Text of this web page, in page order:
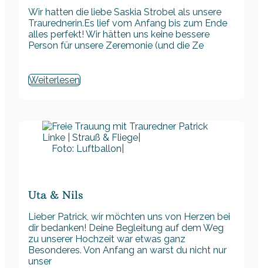
Wir hatten die liebe Saskia Strobel als unsere
Traurednerin.Es lief vom Anfang bis zum Ende
alles perfekt! Wir hätten uns keine bessere
Person für unsere Zeremonie (und die Ze
Weiterlesen
Foto: Luftballon|
Uta & Nils
Lieber Patrick, wir möchten uns von Herzen bei
dir bedanken! Deine Begleitung auf dem Weg
zu unserer Hochzeit war etwas ganz
Besonderes. Von Anfang an warst du nicht nur
unser